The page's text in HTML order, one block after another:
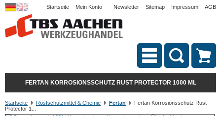
Startseite Mein Konto Newsletter Sitemap Impressum AGB
FERTAN KORROSIONSSCHUTZ RUST PROTECTOR 1000 ML
Startseite Rostschutzmittel & Chemie Fertan
Fertan Korrosionsschutz Rust
Protector 1...